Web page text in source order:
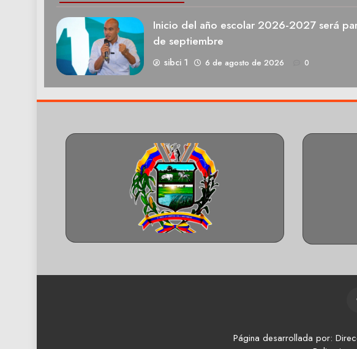
Inicio del año escolar 2026-2027 será
de septiembre
sibci 1 6 de agosto de 2026 0
Página desarrollada por: